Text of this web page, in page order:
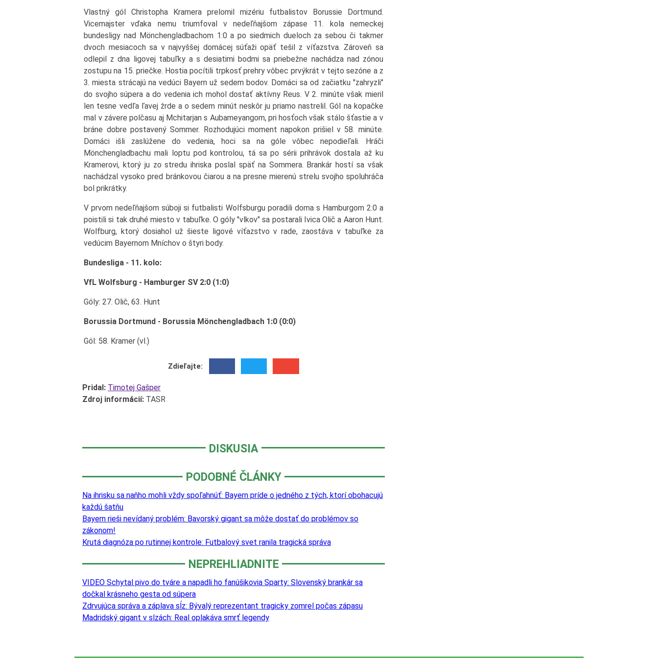
Vlastný gól Christopha Kramera prelomil mizériu futbalistov Borussie Dortmund.
Vicemajster vďaka nemu triumfoval v nedeľňajšom zápase 11. kola nemeckej
bundesligy nad Mönchengladbachom 1:0 a po siedmich dueloch za sebou či takmer
dvoch mesiacoch sa v najvyššej domácej súťaži opäť tešil z víťazstva. Zároveň sa
odlepil z dna ligovej tabuľky a s desiatimi bodmi sa priebežne nachádza nad zónou
zostupu na 15. priečke. Hostia pocítili trpkosť prehry vôbec prvýkrát v tejto sezóne a z
3. miesta strácajú na vedúci Bayern už sedem bodov. Domáci sa od začiatku "zahryzli"
do svojho súpera a do vedenia ich mohol dostať aktívny Reus. V 2. minúte však mieril
len tesne vedľa ľavej žrde a o sedem minút neskôr ju priamo nastrelil. Gól na kopačke
mal v závere polčasu aj Mchitarjan s Aubameyangom, pri hosťoch však stálo šťastie a v
bráne dobre postavený Sommer. Rozhodujúci moment napokon prišiel v 58. minúte.
Domáci išli zaslúžene do vedenia, hoci sa na góle vôbec nepodieľali. Hráči
Mönchengladbachu mali loptu pod kontrolou, tá sa po sérii prihrávok dostala až ku
Kramerovi, ktorý ju zo stredu ihriska poslal späť na Sommera. Brankár hostí sa však
nachádzal vysoko pred bránkovou čiarou a na presne mierenú strelu svojho spoluhráča
bol prikrátky.
V prvom nedeľňajšom súboji si futbalisti Wolfsburgu poradili doma s Hamburgom 2:0 a
poistili si tak druhé miesto v tabuľke. O góly "vlkov" sa postarali Ivica Olič a Aaron Hunt.
Wolfburg, ktorý dosiahol už šieste ligové víťazstvo v rade, zaostáva v tabuľke za
vedúcim Bayernom Mníchov o štyri body.
Bundesliga - 11. kolo:
VfL Wolfsburg - Hamburger SV 2:0 (1:0)
Góly: 27. Olič, 63. Hunt
Borussia Dortmund - Borussia Mönchengladbach 1:0 (0:0)
Gól: 58. Kramer (vl.)
Zdieľajte:
Pridal: Timotej Gašper
Zdroj informácií: TASR
DISKUSIA
PODOBNÉ ČLÁNKY
Na ihrisku sa naňho mohli vždy spoľahnúť: Bayern príde o jedného z tých, ktorí obohacujú
každú šatňu
Bayern rieši nevídaný problém: Bavorský gigant sa môže dostať do problémov so
zákonom!
Krutá diagnóza po rutinnej kontrole: Futbalový svet ranila tragická správa
NEPREHLIADNITE
VIDEO Schytal pivo do tváre a napadli ho fanúšikovia Sparty: Slovenský brankár sa
dočkal krásneho gesta od súpera
Zdrvujúca správa a záplava sĺz: Bývalý reprezentant tragicky zomrel počas zápasu
Madridský gigant v slzách: Real oplakáva smrť legendy